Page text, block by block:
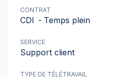
CONTRAT
CDI - Temps plein
SERVICE
Support client
TYPE DE TÉLÉTRAVAIL